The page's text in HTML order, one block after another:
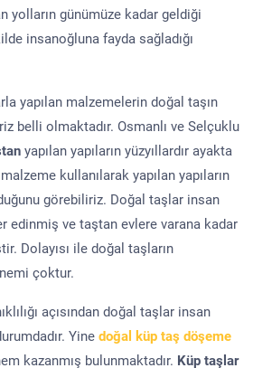
yolların günümüze kadar geldiği
insanoğluna fayda sağladığı
yapılan malzemelerin doğal taşın
belli olmaktadır. Osmanlı ve Selçuklu
yapılan yapıların yüzyıllardır ayakta
kullanılarak yapılan yapıların
görebiliriz. Doğal taşlar insan
edinmiş ve taştan evlere varana kadar
Dolayısı ile doğal taşların
çoktur.
açısından doğal taşlar insan
Yine doğal küp taş döşeme
kazanmış bulunmaktadır. Küp taşlar